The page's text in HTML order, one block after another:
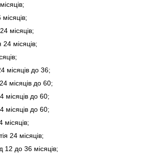
місяців;
місяців;
місяців до 36;
місяців до 60;
місяців до 60;
місяців до 60;
місяців;
24 місяців;
12 до 36 місяців;